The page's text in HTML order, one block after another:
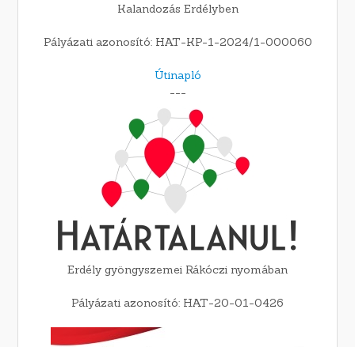
Kalandozás Erdélyben
Pályázati azonosító: HAT-KP-1-2024/1-000060
Útinapló
---
Erdély gyöngyszemei Rákóczi nyomában
Pályázati azonosító: HAT-20-01-0426